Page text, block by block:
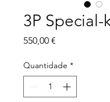
3P Special-
550,00 €
Quantidade *